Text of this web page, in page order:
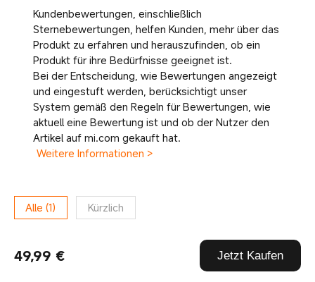
49,99 € Jetzt Kaufen
Kundenbewertungen, einschließlich
Sternebewertungen, helfen Kunden, mehr über das
Produkt zu erfahren und herauszufinden, ob ein
Produkt für ihre Bedürfnisse geeignet ist.
Bei der Entscheidung, wie Bewertungen angezeigt
und eingestuft werden, berücksichtigt unser
System gemäß den Regeln für Bewertungen, wie
aktuell eine Bewertung ist und ob der Nutzer den
Artikel auf mi.com gekauft hat.
Weitere Informationen >
Alle (1) Kürzlich
Metin Beker